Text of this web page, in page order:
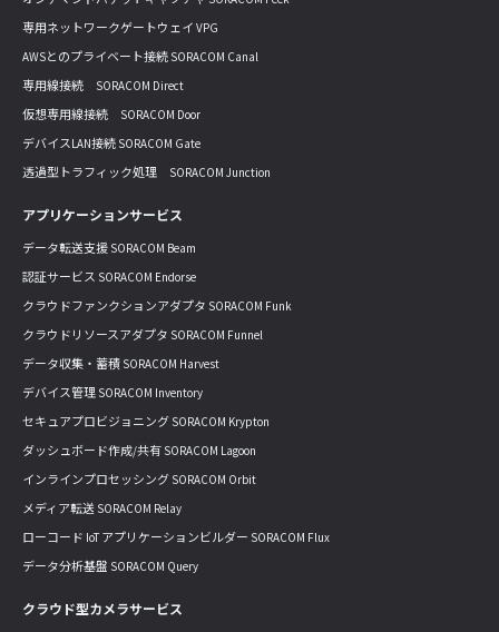
専用ネットワークゲートウェイ VPG
AWSとのプライベート接続 SORACOM Canal
専用線接続 SORACOM Direct
仮想専用線接続 SORACOM Door
デバイスLAN接続 SORACOM Gate
透過型トラフィック処理 SORACOM Junction
アプリケーションサービス
データ転送支援 SORACOM Beam
認証サービス SORACOM Endorse
クラウドファンクションアダプタ SORACOM Funk
クラウドリソースアダプタ SORACOM Funnel
データ収集・蓄積 SORACOM Harvest
デバイス管理 SORACOM Inventory
セキュアプロビジョニング SORACOM Krypton
ダッシュボード作成/共有 SORACOM Lagoon
インラインプロセッシング SORACOM Orbit
メディア転送 SORACOM Relay
ローコード IoT アプリケーションビルダー SORACOM Flux
データ分析基盤 SORACOM Query
クラウド型カメラサービス